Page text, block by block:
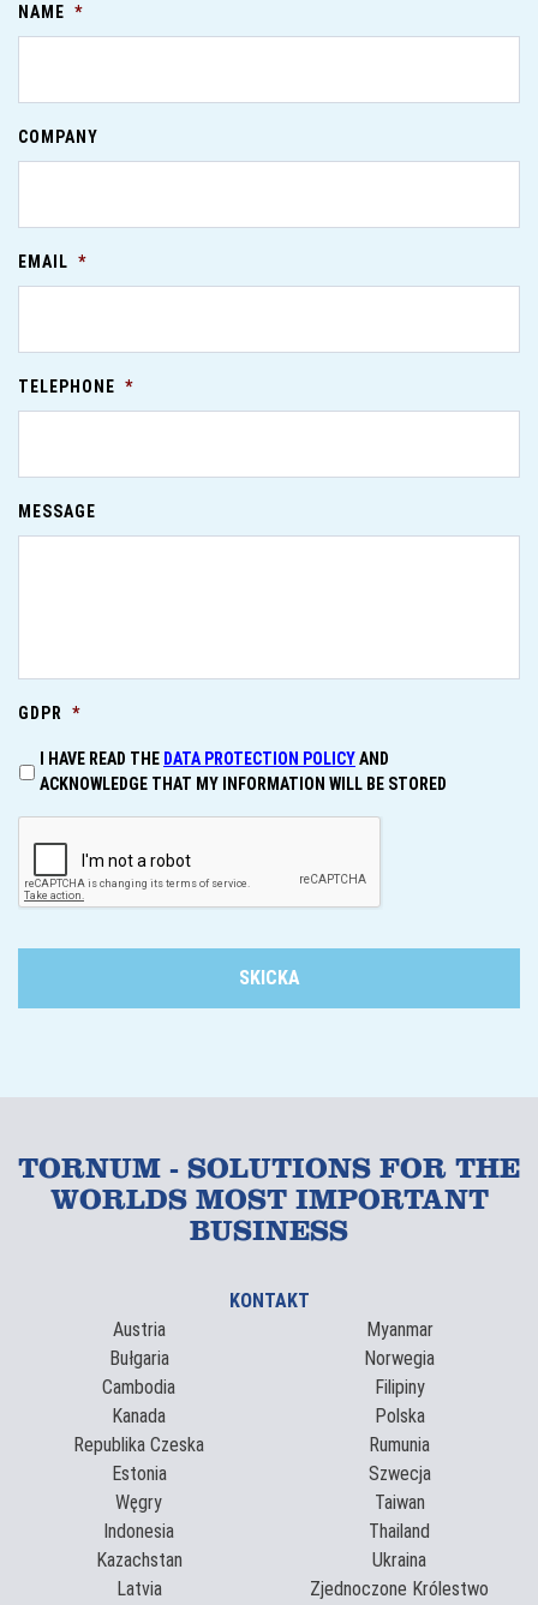
NAME *
COMPANY
EMAIL *
TELEPHONE *
MESSAGE
GDPR *
I HAVE READ THE DATA PROTECTION POLICYAND
ACKNOWLEDGE THAT MY INFORMATION WILL BE STORED
TORNUM - SOLUTIONS FOR THE
WORLDS MOST IMPORTANT
BUSINESS
KONTAKT
Austria
Bułgaria
Cambodia
Kanada
Republika Czeska
Estonia
Węgry
Indonesia
Kazachstan
Latvia
Myanmar
Norwegia
Filipiny
Polska
Rumunia
Szwecja
Taiwan
Thailand
Ukraina
Zjednoczone Królestwo